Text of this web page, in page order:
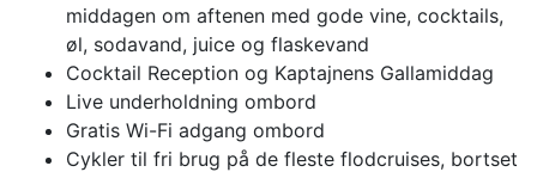
middagen om aftenen med gode vine, cocktails,
øl, sodavand, juice og flaskevand
Cocktail Reception og Kaptajnens Gallamiddag
Live underholdning ombord
Gratis Wi-Fi adgang ombord
Cykler til fri brug på de fleste flodcruises, bortset